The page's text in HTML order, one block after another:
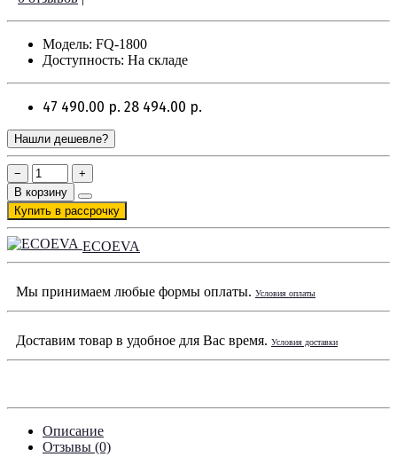
Модель: FQ-1800
Доступность: На складе
47 490.00 р. 28 494.00 р.
Нашли дешевле?
−
+
В корзину
Купить в рассрочку
ECOEVA
Мы принимаем любые формы оплаты. Условия оплаты
Доставим товар в удобное для Вас время. Условия доставки
Описание
Отзывы (0)